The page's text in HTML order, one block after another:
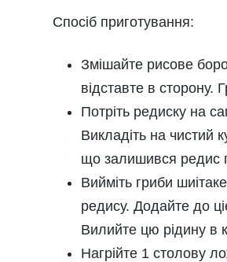
Спосіб приготування:
Змішайте рисове
відставте в сторону.
Потріть редиску на
Викладіть на чистий
що залишився редис
Вийміть гриби
редису. Додайте до
Вилийте цю рідину в
Нагрійте 1 столову